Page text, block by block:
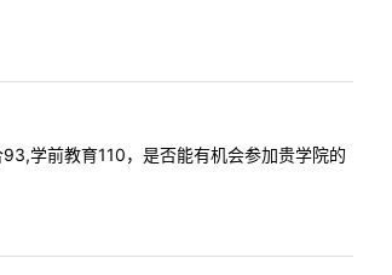
学前教育110，是否能有机会参加贵学院的